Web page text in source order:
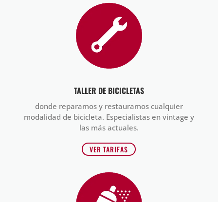
TALLER DE BICICLETAS
donde reparamos y restauramos cualquier
modalidad de bicicleta. Especialistas en vintage y
las más actuales.
VER TARIFAS